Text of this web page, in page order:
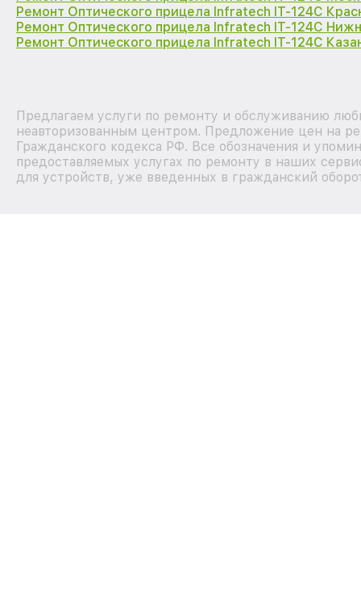
Ремонт Оптического прицела Infratech IT-124C
Ремонт Оптического прицела Infratech IT-124C
Ремонт Оптического прицела Infratech IT-124C
Предлагаем услуги по ремонту и обслуживанию
неавторизованным центром. Предложение цен на
Гражданского кодекса РФ. Все обозначения и
предоставляемых услугах по ремонту в наших
для устройств, уже введенных в гражданский